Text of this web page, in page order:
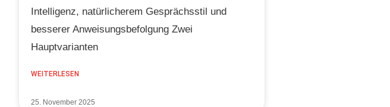
Intelligenz, natürlicherem Gesprächsstil und
besserer Anweisungsbefolgung Zwei
Hauptvarianten
WEITERLESEN
25. November 2025